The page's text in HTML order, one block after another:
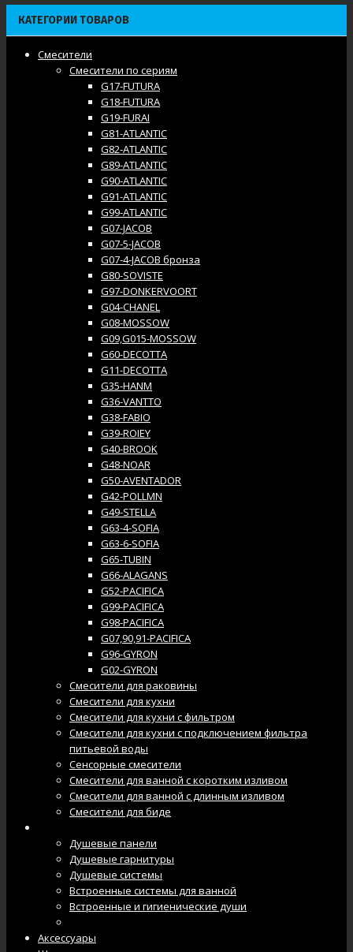
КАТЕГОРИИ ТОВАРОВ
Смесители
Смесители по сериям
G17-FUTURA
G18-FUTURA
G19-FURAI
G81-ATLANTIC
G82-ATLANTIC
G89-ATLANTIC
G90-ATLANTIC
G91-ATLANTIC
G99-ATLANTIC
G07-JACOB
G07-5-JACOB
G07-4-JACOB бронза
G80-SOVISTE
G97-DONKERVOORT
G04-CHANEL
G08-MOSSOW
G09,G015-MOSSOW
G60-DECOTTA
G11-DECOTTA
G35-HANM
G36-VANTTO
G38-FABIO
G39-ROIEY
G40-BROOK
G48-NOAR
G50-AVENTADOR
G42-POLLMN
G49-STELLA
G63-4-SOFIA
G63-6-SOFIA
G65-TUBIN
G66-ALAGANS
G52-PACIFICA
G99-PACIFICA
G98-PACIFICA
G07,90,91-PACIFICA
G96-GYRON
G02-GYRON
Смесители для раковины
Смесители для кухни
Смесители для кухни с фильтром
Смесители для кухни с подключением фильтра
питьевой воды
Сенсорные смесители
Смесители для ванной с коротким изливом
Смесители для ванной с длинным изливом
Смесители для биде
Душевые панели
Душевые гарнитуры
Душевые системы
Встроенные системы для ванной
Встроенные и гигиенические души
Аксессуары